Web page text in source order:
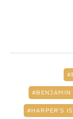
BENJAMIN
HARPER'S